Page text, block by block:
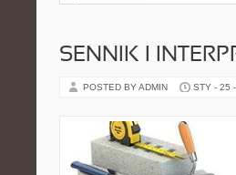
SENNIK I
POSTED BY ADMIN STY - 25